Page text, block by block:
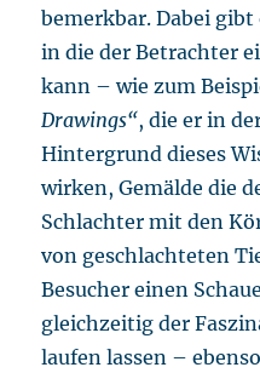
bemerkbar. Dabei
in die der Betrachter
kann – wie zum
Drawings“, die er in
Hintergrund dieses
wirken, Gemälde die
Schlachter mit den
von geschlachteten
Besucher einen
gleichzeitig der
laufen lassen –